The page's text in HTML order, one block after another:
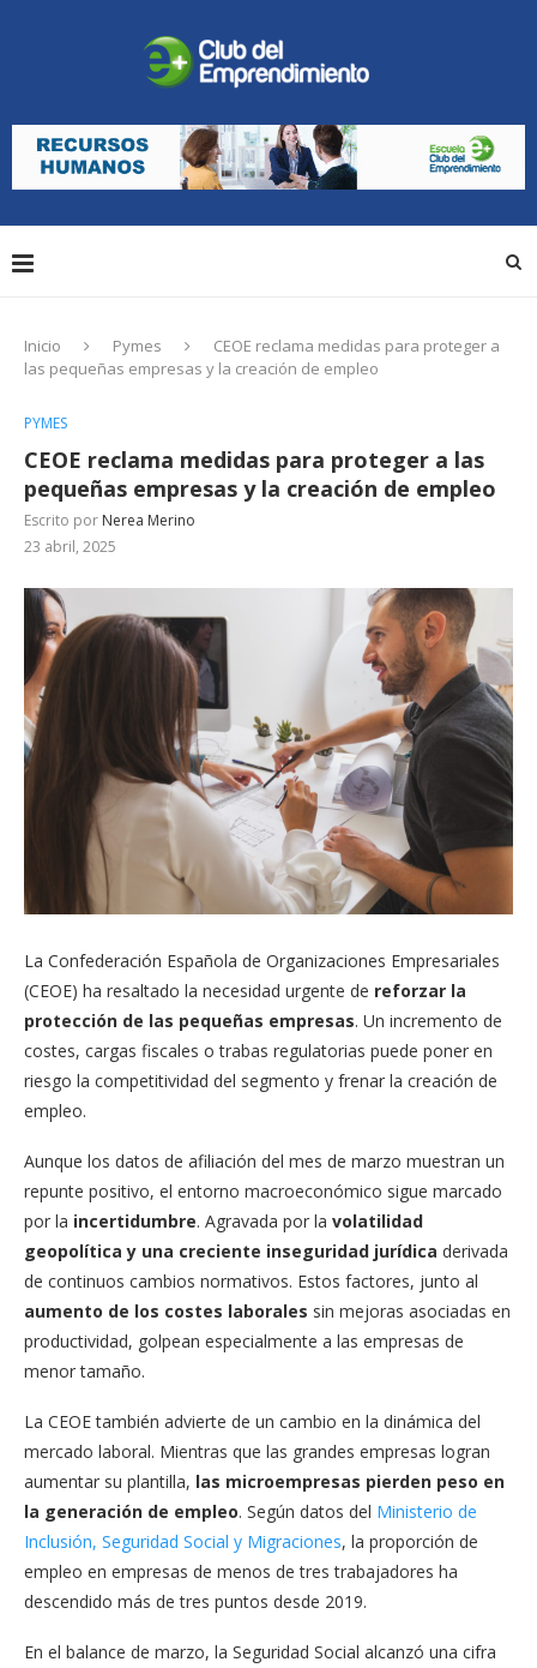
Inicio Pymes
CEOE reclama medidas para proteger a
las pequeñas empresas y la creación de empleo
PYMES
CEOE reclama medidas para proteger a las
pequeñas empresas y la creación de empleo
Escrito por Nerea Merino
23 abril, 2025
La Confederación Española de Organizaciones Empresariales
(CEOE) ha resaltado la necesidad urgente de reforzar la
protección de las pequeñas empresas. Un incremento de
costes, cargas fiscales o trabas regulatorias puede poner en
riesgo la competitividad del segmento y frenar la creación de
empleo.
Aunque los datos de afiliación del mes de marzo muestran un
repunte positivo, el entorno macroeconómico sigue marcado
por la incertidumbre. Agravada por la volatilidad
geopolítica y una creciente inseguridad jurídica derivada
de continuos cambios normativos. Estos factores, junto al
aumento de los costes laborales sin mejoras asociadas en
productividad, golpean especialmente a las empresas de
menor tamaño.
La CEOE también advierte de un cambio en la dinámica del
mercado laboral. Mientras que las grandes empresas logran
aumentar su plantilla, las microempresas pierden peso en
la generación de empleo. Según datos del Ministerio de
Inclusión, Seguridad Social y Migraciones, la proporción de
empleo en empresas de menos de tres trabajadores ha
descendido más de tres puntos desde 2019.
En el balance de marzo, la Seguridad Social alcanzó una cifra